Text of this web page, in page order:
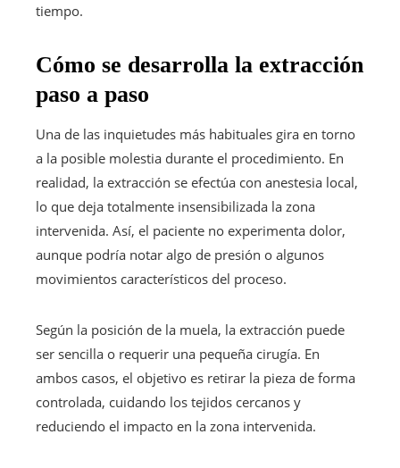
tiempo.
Cómo se desarrolla la extracción
paso a paso
Una de las inquietudes más habituales gira en torno
a la posible molestia durante el procedimiento. En
realidad, la extracción se efectúa con anestesia local,
lo que deja totalmente insensibilizada la zona
intervenida. Así, el paciente no experimenta dolor,
aunque podría notar algo de presión o algunos
movimientos característicos del proceso.
Según la posición de la muela, la extracción puede
ser sencilla o requerir una pequeña cirugía. En
ambos casos, el objetivo es retirar la pieza de forma
controlada, cuidando los tejidos cercanos y
reduciendo el impacto en la zona intervenida.